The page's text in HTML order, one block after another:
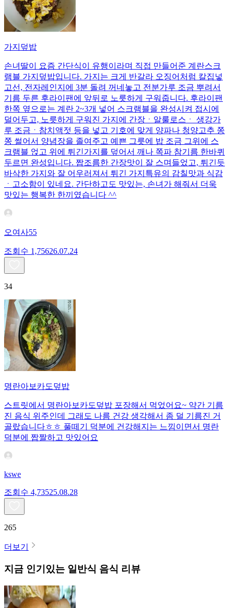
가지덮밥
손녀딸이 요즘 간단식이 유행이라며 직접 만들어준 계란스크
램블 가지덮밥입니다. 가지는 크게 반갈라 오징어처럼 칼집넣
고선, 전자레인지에 3분 돌려 꺼네놓고 전분가루 조금 뿌려서
기름 두른 후라이팬에 앞뒤로 노릇하게 구워줍니다. 후라이팬
한쪽 옆으로는 계란 2~3개 넣어 스크램블을 완성시켜 접시에
덜어두고, 노릇하게 구워진 가지에 간장ㆍ알룰로스ㆍ 생강가
루 조금ㆍ참치액젓 등을 넣고 기호에 맞게 양파나 청양고추 쫑
쫑 썰어서 양념장을 졸여주고 예쁜 그릇에 밥 조금 그위에 스
크램블 얹고 위에 튀긴가지를 덮어서 깨나 쪽파 참기름 한바퀴
두르면 완성입니다. 짭조름한 간장맛이 잘 스며들었고, 튀긴듯
바삭한 가지와 잘 어우러져서 튀긴 가지특유의 감칠맛과 식감
ㆍ고소함이 있네요. 간단하고도 맛있는, 손녀가 해줘서 더욱
맛있는 행복한 한끼였습니다 ^^
오여사55
조회수 1,75626.07.24
34
명란아보카도덮밥
스트릿에서 명란아보카도덮밥 포장해서 먹었어요~ 약간 기름
진 음식 위주인데 그래도 나름 건강 생각해서 좀 덜 기름진 거
골랐습니다ㅎㅎ 풀떼기 덕분에 건강해지는 느낌이면서 명란
덕분에 짭짤하고 맛있어요
kswe
조회수 4,73525.08.28
265
더보기
지금 인기있는 일반식 음식 리뷰